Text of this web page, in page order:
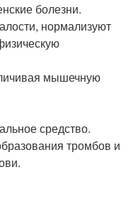
болезни.
нормализуют
мышечную
средство.
тромбов и